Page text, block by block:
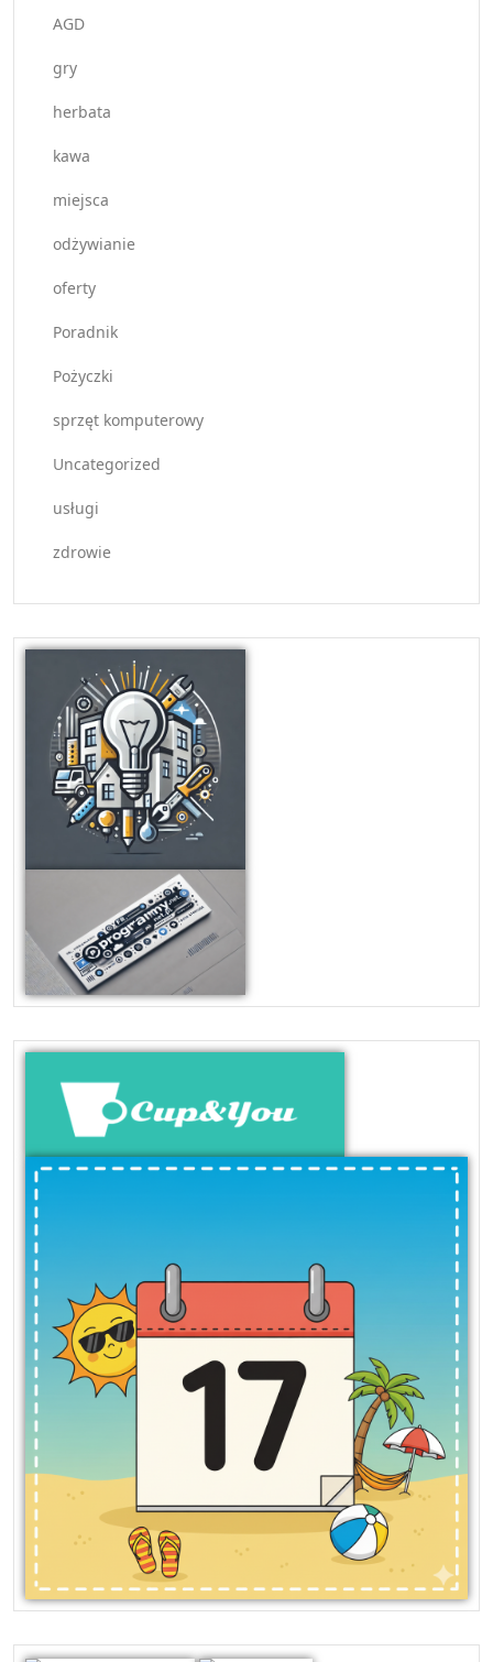
AGD
gry
herbata
kawa
miejsca
odżywianie
oferty
Poradnik
Pożyczki
sprzęt komputerowy
Uncategorized
usługi
zdrowie